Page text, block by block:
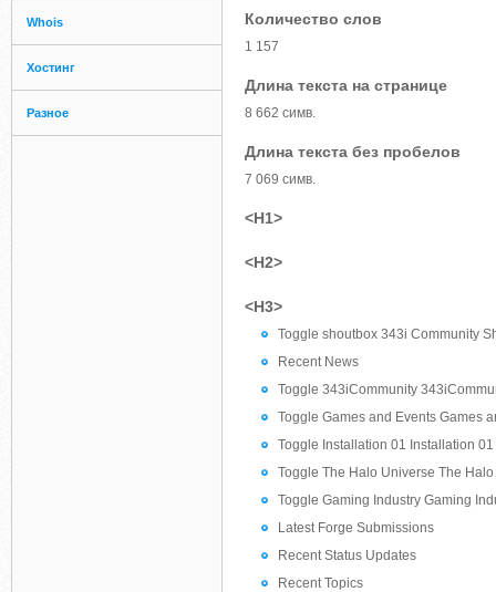
Whois
Хостинг
Разное
Количество слов
1 157
Длина текста на странице
8 662 симв.
Длина текста без пробелов
7 069 симв.
<H1>
<H2>
<H3>
Toggle shoutbox 343i Community
Recent News
Toggle 343iCommunity
Toggle Games and Events Games
Toggle Installation 01 Installation 01
Toggle The Halo Universe The
Toggle Gaming Industry Gaming
Latest Forge Submissions
Recent Status Updates
Recent Topics